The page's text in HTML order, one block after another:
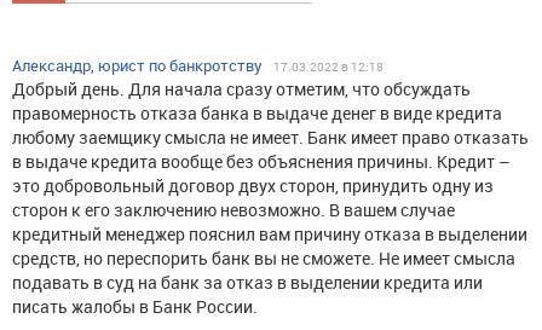
Александр, юрист по банкротству 17.03.2022 в 12:18
Добрый день. Для начала сразу отметим, что обсуждать
правомерность отказа банка в выдаче денег в виде кредита
любому заемщику смысла не имеет. Банк имеет право отказать
в выдаче кредита вообще без объяснения причины. Кредит –
это добровольный договор двух сторон, принудить одну из
сторон к его заключению невозможно. В вашем случае
кредитный менеджер пояснил вам причину отказа в выделении
средств, но переспорить банк вы не сможете. Не имеет смысла
подавать в суд на банк за отказ в выделении кредита или
писать жалобы в Банк России.